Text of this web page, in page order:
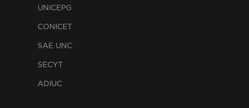
UNICEPG
CONICET
SAE UNC
SECYT
ADIUC